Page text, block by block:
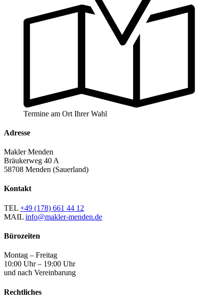
Termine am Ort Ihrer Wahl
Adresse
Makler Menden
Bräukerweg 40 A
58708 Menden (Sauerland)
Kontakt
TEL +49 (178) 661 44 12
MAIL info@makler-menden.de
Bürozeiten
Montag – Freitag
10:00 Uhr – 19:00 Uhr
und nach Vereinbarung
Rechtliches